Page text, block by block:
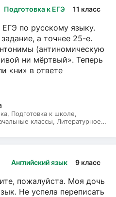
Подготовка к ЕГЭ 11 класс
ЕГЭ по русскому языку.
а точнее 25-е.
(антиномическую
ни мёртвый». Теперь
«ни» в ответе
Подготовка к школе,
классы, Литературное
Английский язык 9 класс
пожалуйста. Моя дочь
Не успела переписать